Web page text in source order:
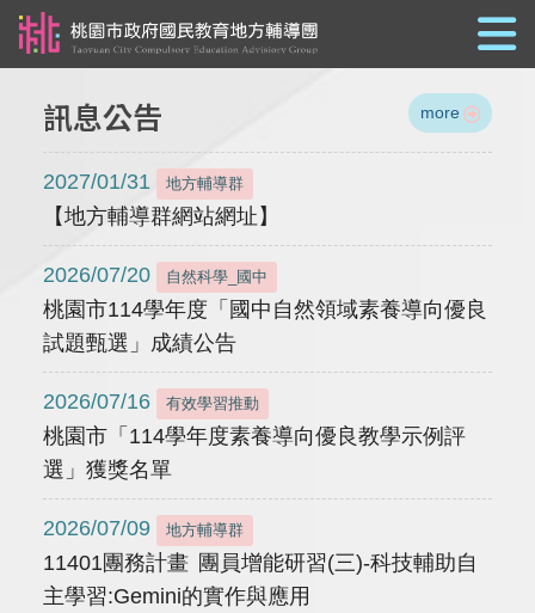
訊息公告 more
2027/01/31 地方輔導群
【地方輔導群網站網址】
2026/07/20 自然科學_國中
桃園市114學年度「國中自然領域素養導向優良
試題甄選」成績公告
2026/07/16 有效學習推動
桃園市「114學年度素養導向優良教學示例評
選」獲獎名單
2026/07/09 地方輔導群
11401團務計畫 團員增能研習(三)-科技輔助自
主學習:Gemini的實作與應用